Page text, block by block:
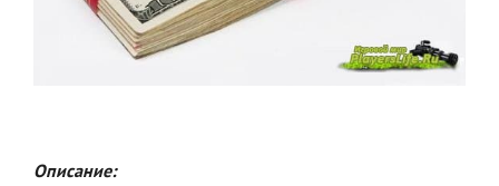
Описание: